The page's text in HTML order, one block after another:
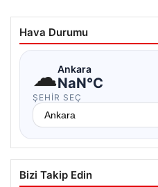
Hava Durumu
☁Ankara
NaN°C
ŞEHIR SEÇ
Bizi Takip Edin